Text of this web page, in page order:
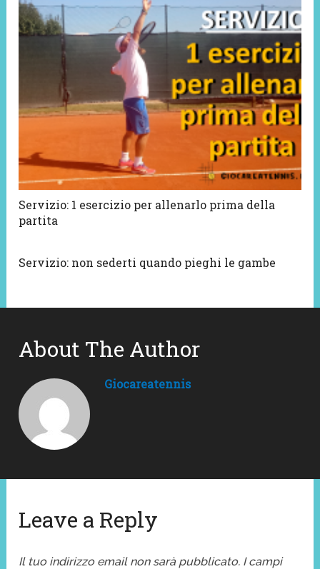
Servizio: 1 esercizio per allenarlo prima della
partita
Servizio: non sederti quando pieghi le gambe
About The Author
Giocareatennis
Leave a Reply
Il tuo indirizzo email non sarà pubblicato. I campi